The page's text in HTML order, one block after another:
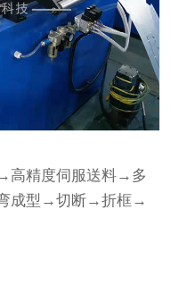
高精度伺服送料→多
成型→切断→折框→